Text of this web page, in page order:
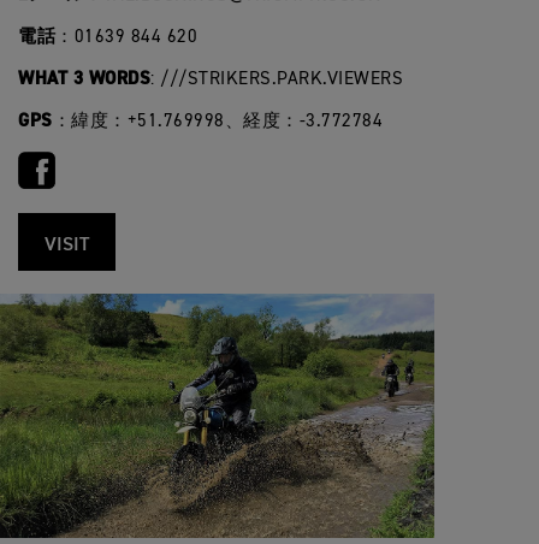
電話 ：01639 844 620
WHAT 3 WORDS: ///STRIKERS.PARK.VIEWERS
GPS ：緯度：+51.769998、経度：-3.772784
VISIT